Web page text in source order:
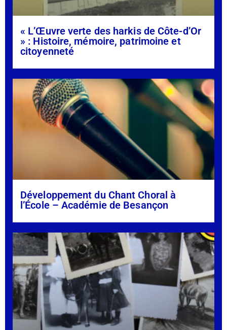
« L’Œuvre verte des harkis de Côte-d’Or
» : Histoire, mémoire, patrimoine et
citoyenneté
Développement du Chant Choral à
l’École – Académie de Besançon